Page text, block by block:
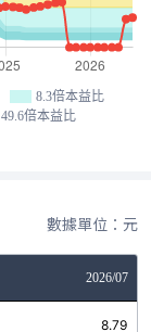
8.3倍本益比
49.6倍本益比
數據單位：元
2026/07
8.79